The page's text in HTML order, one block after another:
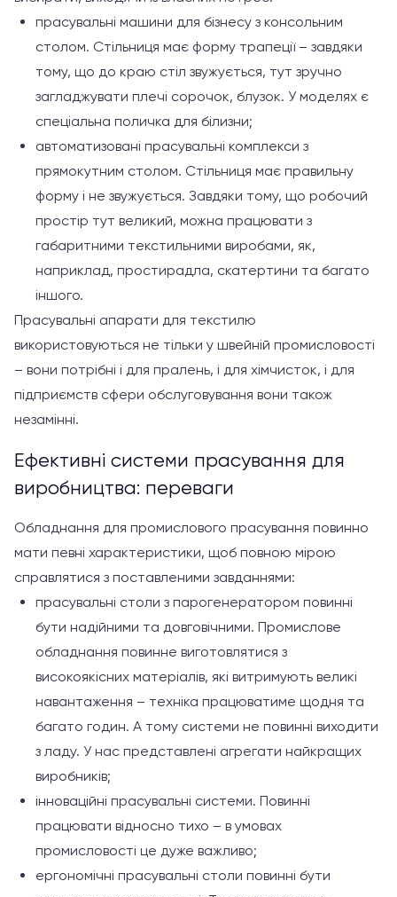
прасувальні машини для бізнесу з консольним
столом. Стільниця має форму трапеції – завдяки
тому, що до краю стіл звужується, тут зручно
загладжувати плечі сорочок, блузок. У моделях є
спеціальна поличка для білизни;
автоматизовані прасувальні комплекси з
прямокутним столом. Стільниця має правильну
форму і не звужується. Завдяки тому, що робочий
простір тут великий, можна працювати з
габаритними текстильними виробами, як,
наприклад, простирадла, скатертини та багато
іншого.
Прасувальні апарати для текстилю
використовуються не тільки у швейній промисловості
– вони потрібні і для пралень, і для хімчисток, і для
підприємств сфери обслуговування вони також
незамінні.
Ефективні системи прасування для
виробництва: переваги
Обладнання для промислового прасування повинно
мати певні характеристики, щоб повною мірою
справлятися з поставленими завданнями:
прасувальні столи з парогенератором повинні
бути надійними та довговічними. Промислове
обладнання повинне виготовлятися з
високоякісних матеріалів, які витримують великі
навантаження – техніка працюватиме щодня та
багато годин. А тому системи не повинні виходити
з ладу. У нас представлені агрегати найкращих
виробників;
інноваційні прасувальні системи. Повинні
працювати відносно тихо – в умовах
промисловості це дуже важливо;
ергономічні прасувальні столи повинні бути